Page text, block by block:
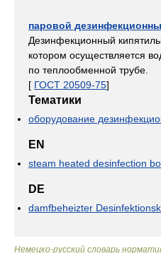
паровой
Дезинфекционный
котором осуществляется
по теплообменной трубе.
[ ГОСТ 20509-75]
Тематики
оборудование
EN
steam heated desinfection
DE
damfbeheizter
Немецко-русский словарь